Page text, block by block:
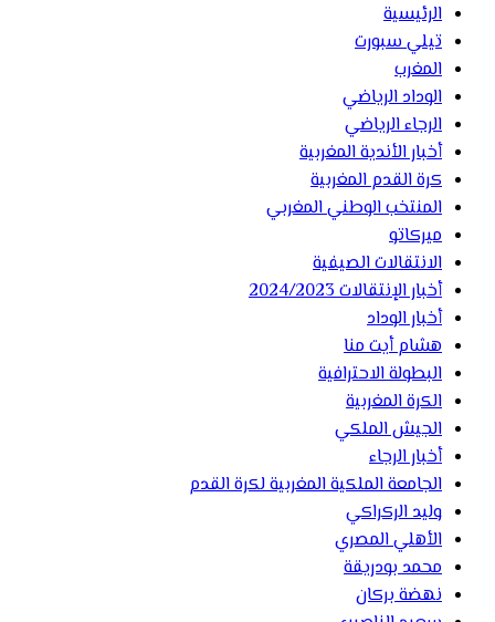
الرئيسية
تيلي سبورت
المغرب
الوداد الرياضي
الرجاء الرياضي
أخبار الأندية المغربية
كرة القدم المغربية
المنتخب الوطني المغربي
ميركاتو
الانتقالات الصيفية
أخبار الإنتقالات 2024/2023
أخبار الوداد
هشام أيت منا
البطولة الاحترافية
الكرة المغربية
الجيش الملكي
أخبار الرجاء
الجامعة الملكية المغربية لكرة القدم
وليد الركراكي
الأهلي المصري
محمد بودريقة
نهضة بركان